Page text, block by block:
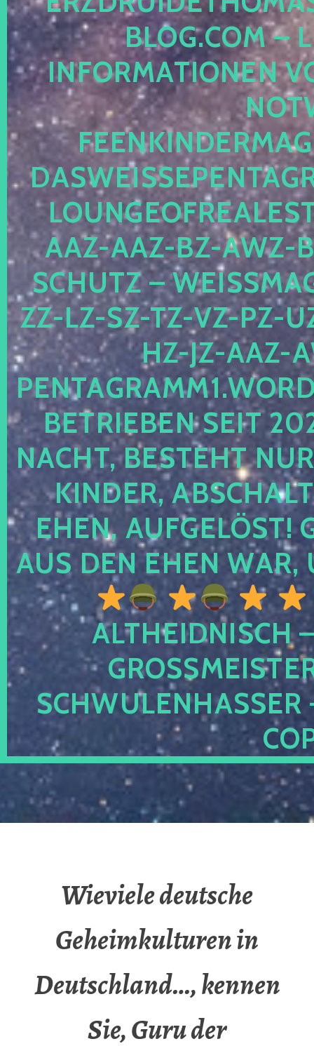
LOG.COM –
NFORMATIONEN
AZ-AAZ-BZ-AWZ-
CHUTZ –
-LZ-SZ-TZ-VZ-PZ-UZ-
-JZ-AAZ-
TRIEBEN SEIT 2024
CHT, BESTEHT NUR
NDER,
EN, AUFGELÖST!
S DEN EHEN WAR,
ALTHEIDNISCH
CHWULENHASSER
Wieviele deutsche
Geheimkulturen in
Deutschland…, kennen
Sie, Guru der